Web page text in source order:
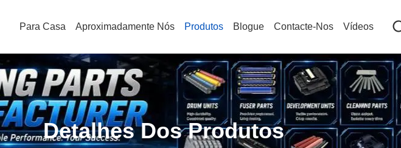
Para Casa Aproximadamente Nós Produtos Blogue Contacte-Nos Vídeos
Detalhes Dos Produtos